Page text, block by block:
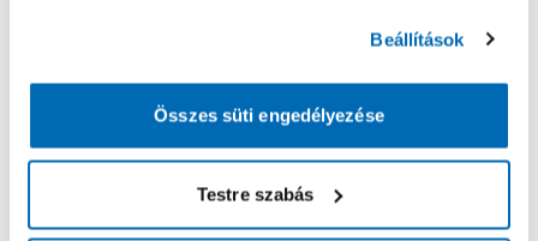
Beállítások
Összes süti engedélyezése
Testre szabás